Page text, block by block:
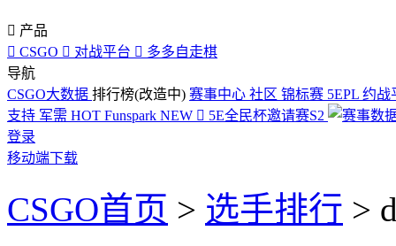
 产品
 CSGO  对战平台  多多自走棋
导航
CSGO大数据 排行榜(改造中) 赛事中心 社区 锦标赛 5EPL 约战
支持 军需 HOT Funspark NEW  5E全民杯邀请赛S2
登录
移动端下载
CSGO首页 > 选手排行 >